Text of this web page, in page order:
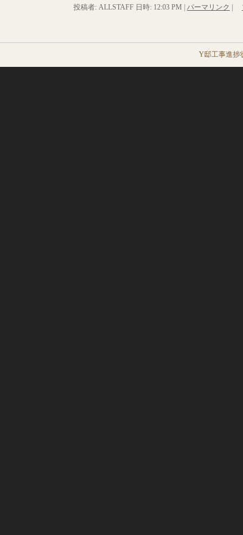
投稿者: ALLSTAFF 日時: 12:03 PM パーマリンク
Y邸工事進捗